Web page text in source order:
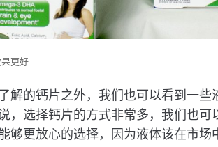
更好
解的钙片之外，我们也可以看到一些
，选择钙片的方式非常多，我们也可
够更放心的选择，因为液体该在市场